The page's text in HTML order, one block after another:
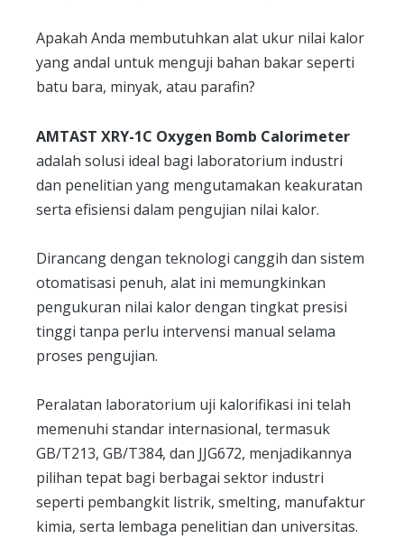
Apakah Anda membutuhkan alat ukur nilai kalor
yang andal untuk menguji bahan bakar seperti
batu bara, minyak, atau parafin?
AMTAST XRY-1C Oxygen Bomb Calorimeter
adalah solusi ideal bagi laboratorium industri
dan penelitian yang mengutamakan keakuratan
serta efisiensi dalam pengujian nilai kalor.
Dirancang dengan teknologi canggih dan sistem
otomatisasi penuh, alat ini memungkinkan
pengukuran nilai kalor dengan tingkat presisi
tinggi tanpa perlu intervensi manual selama
proses pengujian.
Peralatan laboratorium uji kalorifikasi ini telah
memenuhi standar internasional, termasuk
GB/T213, GB/T384, dan JJG672, menjadikannya
pilihan tepat bagi berbagai sektor industri
seperti pembangkit listrik, smelting, manufaktur
kimia, serta lembaga penelitian dan universitas.